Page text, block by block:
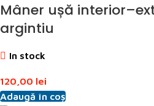
Mâner ușă
argintiu
In stock
120,00 lei
Adaugă în coș